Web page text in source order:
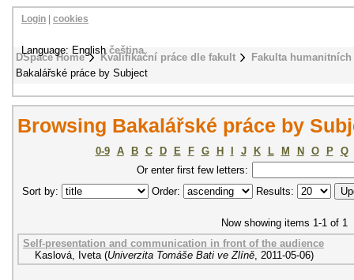
DSpace Home Kvalifikační práce dle fakult
Fakulta
Bakalářské práce by Subject
Login cookies
Language: Englishčeština
Browsing Bakalářské práce by
0-9 A B C D E F G H J K L M N O P
Q
Or enter first few letters:
Sort by:
Order: Results:
Now showing items 1-1 of 1
Self-presentation and communication in front of the audience
Kaslová, Iveta (Univerzita Tomáše Bati ve Zlíně, 2011-05-06)